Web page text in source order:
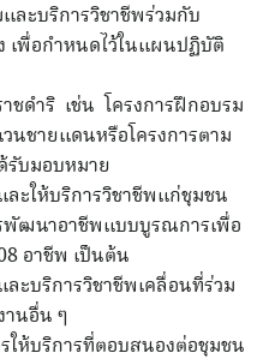
ะบริการวิชาชีพร่วมกับ
เพื่อกำหนดไว้ในแผนปฏิบัติ
ชดำริ เช่น โครงการฝึกอบรม
วนชายแดนหรือโครงการตาม
รับมอบหมาย
ละให้บริการวิชาชีพแก่ชุมชน
พัฒนาอาชีพแบบบูรณการเพื่อ
อาชีพ เป็นต้น
ะบริการวิชาชีพเคลื่อนที่ร่วม
นอื่น ๆ
ให้บริการที่ตอบสนองต่อชุมชน